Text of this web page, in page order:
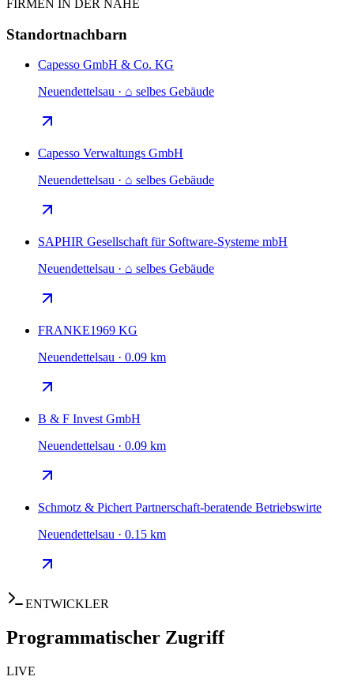
FIRMEN IN DER NÄHE
Standortnachbarn
Capesso GmbH & Co. KG
Neuendettelsau · ⌂ selbes Gebäude
Capesso Verwaltungs GmbH
Neuendettelsau · ⌂ selbes Gebäude
SAPHIR Gesellschaft für Software-Systeme mbH
Neuendettelsau · ⌂ selbes Gebäude
FRANKE1969 KG
Neuendettelsau · 0.09 km
B & F Invest GmbH
Neuendettelsau · 0.09 km
Schmotz & Pichert Partnerschaft-beratende Betriebswirte
Neuendettelsau · 0.15 km
ENTWICKLER
Programmatischer Zugriff
LIVE